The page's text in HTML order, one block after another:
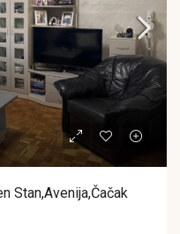
Stan,Avenija,Čačak